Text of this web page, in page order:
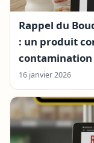
Rappel du
: un produit
contamination
16 janvier 2026